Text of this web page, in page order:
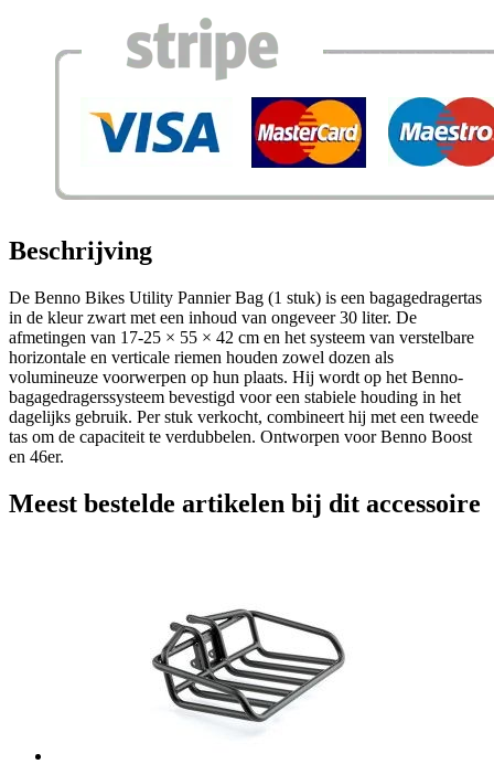
Beschrijving
De Benno Bikes Utility Pannier Bag (1 stuk) is een bagagedragertas
in de kleur zwart met een inhoud van ongeveer 30 liter. De
afmetingen van 17-25 × 55 × 42 cm en het systeem van verstelbare
horizontale en verticale riemen houden zowel dozen als
volumineuze voorwerpen op hun plaats. Hij wordt op het Benno-
bagagedragerssysteem bevestigd voor een stabiele houding in het
dagelijks gebruik. Per stuk verkocht, combineert hij met een tweede
tas om de capaciteit te verdubbelen. Ontworpen voor Benno Boost
en 46er.
Meest bestelde artikelen bij dit accessoire